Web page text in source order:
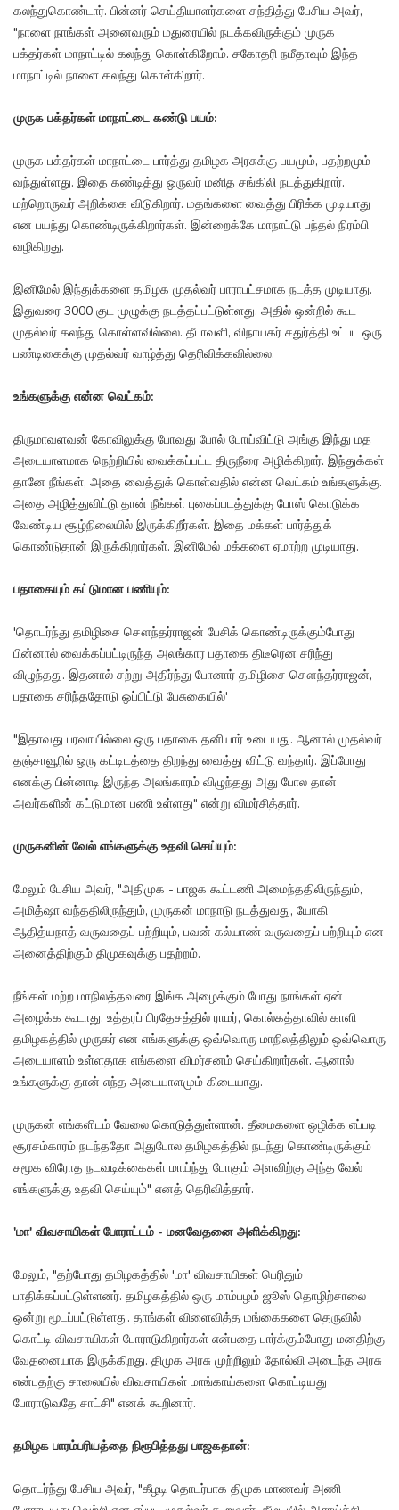
கலந்துகொண்டார். பின்னர் செய்தியாளர்களை சந்தித்து பேசிய அவர்,
"நாளை நாங்கள் அனைவரும் மதுரையில் நடக்கவிருக்கும் முருக
பக்தர்கள் மாநாட்டில் கலந்து கொள்கிறோம். சகோதரி நமீதாவும் இந்த
மாநாட்டில் நாளை கலந்து கொள்கிறார்.
முருக பக்தர்கள் மாநாட்டை கண்டு பயம்:
முருக பக்தர்கள் மாநாட்டை பார்த்து தமிழக அரசுக்கு பயமும், பதற்றமும்
வந்துள்ளது. இதை கண்டித்து ஒருவர் மனித சங்கிலி நடத்துகிறார்.
மற்றொருவர் அறிக்கை விடுகிறார். மதங்களை வைத்து பிரிக்க முடியாது
என பயந்து கொண்டிருக்கிறார்கள். இன்றைக்கே மாநாட்டு பந்தல் நிரம்பி
வழிகிறது.
இனிமேல் இந்துக்களை தமிழக முதல்வர் பாராபட்சமாக நடத்த முடியாது.
இதுவரை 3000 குட முழுக்கு நடத்தப்பட்டுள்ளது. அதில் ஒன்றில் கூட
முதல்வர் கலந்து கொள்ளவில்லை. தீபாவளி, விநாயகர் சதுர்த்தி உட்பட ஒரு
பண்டிகைக்கு முதல்வர் வாழ்த்து தெரிவிக்கவில்லை.
உங்களுக்கு என்ன வெட்கம்:
திருமாவளவன் கோவிலுக்கு போவது போல் போய்விட்டு அங்கு இந்து மத
அடையாளமாக நெற்றியில் வைக்கப்பட்ட திருநீரை அழிக்கிறார். இந்துக்கள்
தானே நீங்கள், அதை வைத்துக் கொள்வதில் என்ன வெட்கம் உங்களுக்கு.
அதை அழித்துவிட்டு தான் நீங்கள் புகைப்படத்துக்கு போஸ் கொடுக்க
வேண்டிய சூழ்நிலையில் இருக்கிறீர்கள். இதை மக்கள் பார்த்துக்
கொண்டுதான் இருக்கிறார்கள். இனிமேல் மக்களை ஏமாற்ற முடியாது.
பதாகையும் கட்டுமான பணியும்:
'தொடர்ந்து தமிழிசை சௌந்தர்ராஜன் பேசிக் கொண்டிருக்கும்போது
பின்னால் வைக்கப்பட்டிருந்த அலங்கார பதாகை திடீரென சரிந்து
விழுந்தது. இதனால் சற்று அதிர்ந்து போனார் தமிழிசை சௌந்தர்ராஜன்,
பதாகை சரிந்ததோடு ஒப்பிட்டு பேசுகையில்'
"இதாவது பரவாயில்லை ஒரு பதாகை தனியார் உடையது. ஆனால் முதல்வர்
தஞ்சாவூரில் ஒரு கட்டிடத்தை திறந்து வைத்து விட்டு வந்தார். இப்போது
எனக்கு பின்னாடி இருந்த அலங்காரம் விழுந்தது அது போல தான்
அவர்களின் கட்டுமான பணி உள்ளது" என்று விமர்சித்தார்.
முருகனின் வேல் எங்களுக்கு உதவி செய்யும்:
மேலும் பேசிய அவர், "அதிமுக - பாஜக கூட்டணி அமைந்ததிலிருந்தும்,
அமித்ஷா வந்ததிலிருந்தும், முருகன் மாநாடு நடத்துவது, யோகி
ஆதித்யநாத் வருவதைப் பற்றியும், பவன் கல்யாண் வருவதைப் பற்றியும் என
அனைத்திற்கும் திமுகவுக்கு பதற்றம்.
நீங்கள் மற்ற மாநிலத்தவரை இங்க அழைக்கும் போது நாங்கள் ஏன்
அழைக்க கூடாது. உத்தரப் பிரதேசத்தில் ராமர், கொல்கத்தாவில் காளி
தமிழகத்தில் முருகர் என எங்களுக்கு ஒவ்வொரு மாநிலத்திலும் ஒவ்வொரு
அடையாளம் உள்ளதாக எங்களை விமர்சனம் செய்கிறார்கள். ஆனால்
உங்களுக்கு தான் எந்த அடையாளமும் கிடையாது.
முருகன் எங்களிடம் வேலை கொடுத்துள்ளான். தீமைகளை ஒழிக்க எப்படி
சூரசம்காரம் நடந்ததோ அதுபோல தமிழகத்தில் நடந்து கொண்டிருக்கும்
சமூக விரோத நடவடிக்கைகள் மாய்ந்து போகும் அளவிற்கு அந்த வேல்
எங்களுக்கு உதவி செய்யும்" எனத் தெரிவித்தார்.
'மா' விவசாயிகள் போராட்டம் - மனவேதனை அளிக்கிறது:
மேலும், "தற்போது தமிழகத்தில் 'மா' விவசாயிகள் பெரிதும்
பாதிக்கப்பட்டுள்ளனர். தமிழகத்தில் ஒரு மாம்பழம் ஜூஸ் தொழிற்சாலை
ஒன்று மூடப்பட்டுள்ளது. தாங்கள் விளைவித்த மங்கைகளை தெருவில்
கொட்டி விவசாயிகள் போராடுகிறார்கள் என்பதை பார்க்கும்போது மனதிற்கு
வேதனையாக இருக்கிறது. திமுக அரசு முற்றிலும் தோல்வி அடைந்த அரசு
என்பதற்கு சாலையில் விவசாயிகள் மாங்காய்களை கொட்டியது
போராடுவதே சாட்சி" எனக் கூறினார்.
தமிழக பாரம்பரியத்தை நிரூபித்தது பாஜகதான்:
தொடர்ந்து பேசிய அவர், "கீழடி தொடர்பாக திமுக மாணவர் அணி